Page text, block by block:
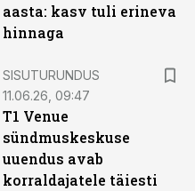
aasta: kasv tuli erineva
hinnaga
SISUTURUNDUS
11.06.26, 09:47
T1 Venue
sündmuskeskuse
uuendus avab
korraldajatele täiesti